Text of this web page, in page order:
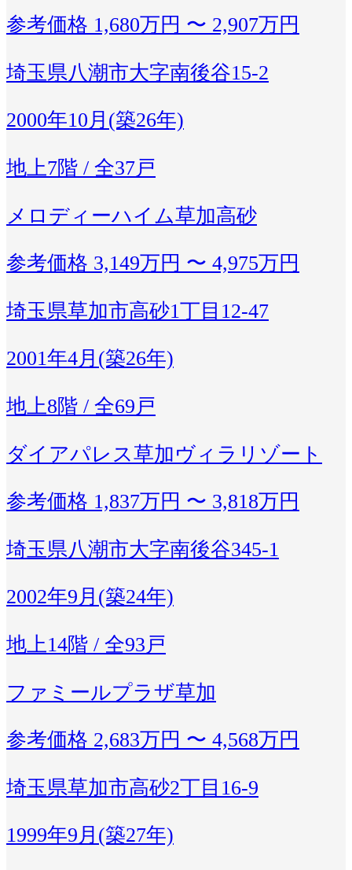
参考価格 1,680万円 〜 2,907万円
埼玉県八潮市大字南後谷15-2
2000年10月(築26年)
地上7階 / 全37戸
メロディーハイム草加高砂
参考価格 3,149万円 〜 4,975万円
埼玉県草加市高砂1丁目12-47
2001年4月(築26年)
地上8階 / 全69戸
ダイアパレス草加ヴィラリゾート
参考価格 1,837万円 〜 3,818万円
埼玉県八潮市大字南後谷345-1
2002年9月(築24年)
地上14階 / 全93戸
ファミールプラザ草加
参考価格 2,683万円 〜 4,568万円
埼玉県草加市高砂2丁目16-9
1999年9月(築27年)